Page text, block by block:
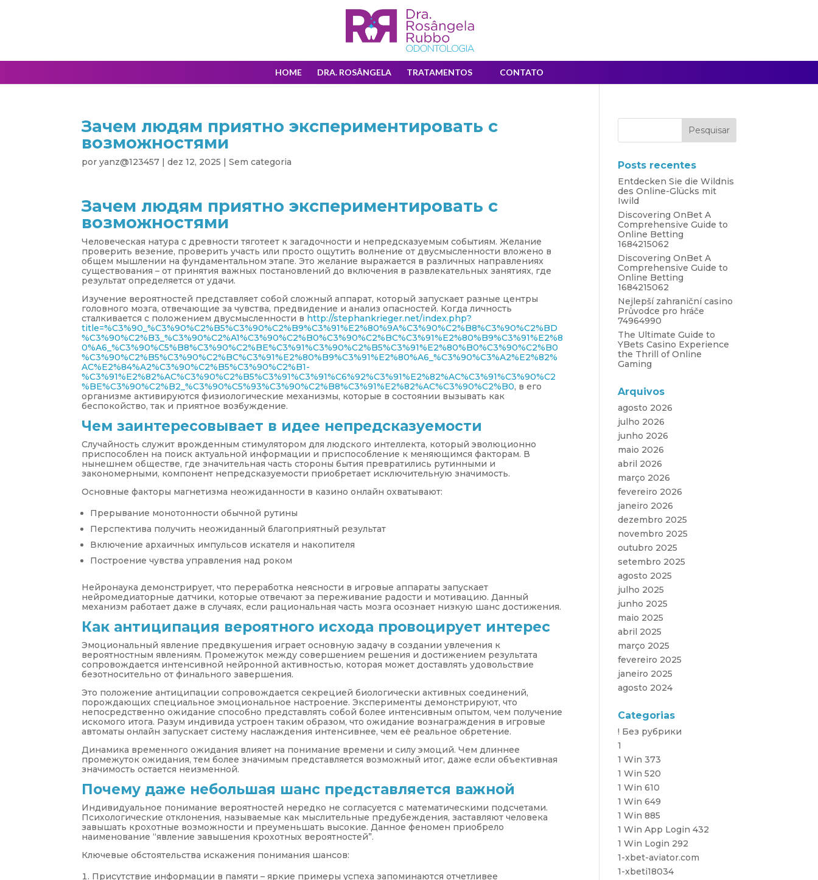
HOME DRA. ROSÂNGELA TRATAMENTOS CONTATO
Зачем людям приятно экспериментировать с
возможностями
poryanz@123457 |dez 12, 2025 |Sem categoria
Зачем людям приятно экспериментировать с
возможностями
Человеческая натура с древности тяготеет к загадочности и непредсказуемым событиям. Желание
проверить везение, проверить участь или просто ощутить волнение от двусмысленности вложено в
общем мышлении на фундаментальном этапе. Это желание выражается в различных направлениях
существования – от принятия важных постановлений до включения в развлекательных занятиях, где
результат определяется от удачи.
Изучение вероятностей представляет собой сложный аппарат, который запускает разные центры
головного мозга, отвечающие за чувства, предвидение и анализ опасностей. Когда личность
сталкивается с положением двусмысленности в http://stephankrieger.net/index.php?
title=%C3%90_%C3%90%C2%B5%C3%90%C2%B9%C3%91%E2%80%9A%C3%90%C2%B8%C3%90%C2%BD
%C3%90%C2%B3_%C3%90%C2%A1%C3%90%C2%B0%C3%90%C2%BC%C3%91%E2%80%B9%C3%91%E2%8
0%A6_%C3%90%C5%B8%C3%90%C2%BE%C3%91%C3%90%C2%B5%C3%91%E2%80%B0%C3%90%C2%B0
%C3%90%C2%B5%C3%90%C2%BC%C3%91%E2%80%B9%C3%91%E2%80%A6_%C3%90%C3%A2%E2%82%
AC%E2%84%A2%C3%90%C2%B5%C3%90%C2%B1-
%C3%91%E2%82%AC%C3%90%C2%B5%C3%91%C3%91%C6%92%C3%91%E2%82%AC%C3%91%C3%90%C2
%BE%C3%90%C2%B2_%C3%90%C5%93%C3%90%C2%B8%C3%91%E2%82%AC%C3%90%C2%B0, в его
организме активируются физиологические механизмы, которые в состоянии вызывать как
беспокойство, так и приятное возбуждение.
Чем заинтересовывает в идее непредсказуемости
Случайность служит врожденным стимулятором для людского интеллекта, который эволюционно
приспособлен на поиск актуальной информации и приспособление к меняющимся факторам. В
нынешнем обществе, где значительная часть стороны бытия превратились рутинными и
закономерными, компонент непредсказуемости приобретает исключительную значимость.
Основные факторы магнетизма неожиданности в казино онлайн охватывают:
Прерывание монотонности обычной рутины
Перспектива получить неожиданный благоприятный результат
Включение архаичных импульсов искателя и накопителя
Построение чувства управления над роком
Нейронаука демонстрирует, что переработка неясности в игровые аппараты запускает
нейромедиаторные датчики, которые отвечают за переживание радости и мотивацию. Данный
механизм работает даже в случаях, если рациональная часть мозга осознает низкую шанс достижения.
Как антиципация вероятного исхода провоцирует интерес
Эмоциональный явление предвкушения играет основную задачу в создании увлечения к
вероятностным явлениям. Промежуток между совершением решения и достижением результата
сопровождается интенсивной нейронной активностью, которая может доставлять удовольствие
безотносительно от финального завершения.
Это положение антиципации сопровождается секрецией биологически активных соединений,
порождающих специальное эмоциональное настроение. Эксперименты демонстрируют, что
непосредственно ожидание способно представлять собой более интенсивным опытом, чем получение
искомого итога. Разум индивида устроен таким образом, что ожидание вознаграждения в игровые
автоматы онлайн запускает систему наслаждения интенсивнее, чем её реальное обретение.
Динамика временного ожидания влияет на понимание времени и силу эмоций. Чем длиннее
промежуток ожидания, тем более значимым представляется возможный итог, даже если объективная
значимость остается неизменной.
Почему даже небольшая шанс представляется важной
Индивидуальное понимание вероятностей нередко не согласуется с математическими подсчетами.
Психологические отклонения, называемые как мыслительные предубеждения, заставляют человека
завышать крохотные возможности и преуменьшать высокие. Данное феномен приобрело
наименование “явление завышения крохотных вероятностей”.
Ключевые обстоятельства искажения понимания шансов:
Присутствие информации в памяти – яркие примеры успеха запоминаются отчетливее
Posts recentes
Entdecken Sie die Wildnis
des Online-Glücks mit
Iwild
Discovering OnBet A
Comprehensive Guide to
Online Betting
1684215062
Discovering OnBet A
Comprehensive Guide to
Online Betting
1684215062
Nejlepší zahraniční casino
Průvodce pro hráče
74964990
The Ultimate Guide to
YBets Casino Experience
the Thrill of Online
Gaming
Arquivos
agosto 2026
julho 2026
junho 2026
maio 2026
abril 2026
março 2026
fevereiro 2026
janeiro 2026
dezembro 2025
novembro 2025
outubro 2025
setembro 2025
agosto 2025
julho 2025
junho 2025
maio 2025
abril 2025
março 2025
fevereiro 2025
janeiro 2025
agosto 2024
Categorias
! Без рубрики
1
1 Win 373
1 Win 520
1 Win 610
1 Win 649
1 Win 885
1 Win App Login 432
1 Win Login 292
1-xbet-aviator.com
1-xbeti18034